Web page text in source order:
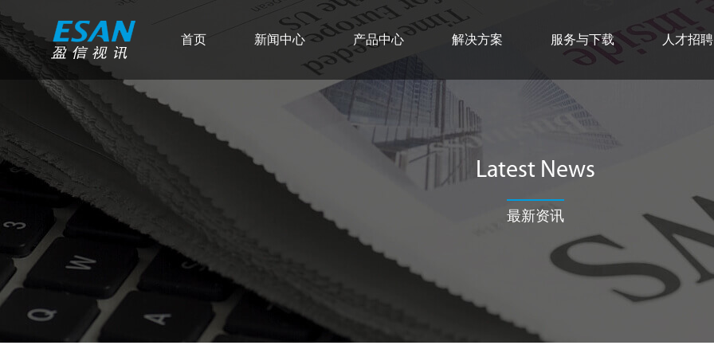
首页 新闻中心 产品中心 解决方案 服务与下载 人才招聘
Latest News
最新资讯